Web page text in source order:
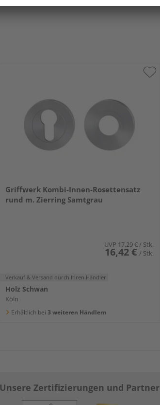
Griffwerk Kombi-Innen-Rosettensatz
rund m. Zierring Samtgrau
UVP 17,29 € / Stk.
16,42 € / Stk.
Verkauf & Versand durch Ihren Händler
Holz Schwan
Köln
Erhältlich bei 3 weiteren Händlern
Unsere Zertifizierungen und Partner